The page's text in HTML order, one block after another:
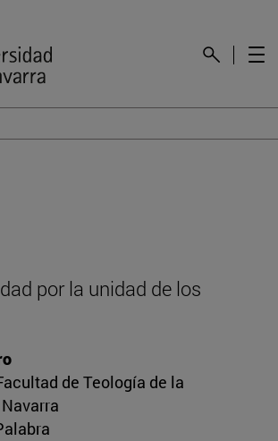
por la unidad de los
de Teología de la